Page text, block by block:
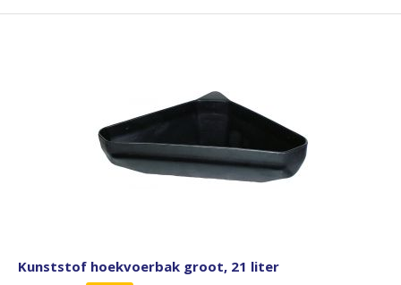
Kunststof hoekvoerbak groot, 21 liter